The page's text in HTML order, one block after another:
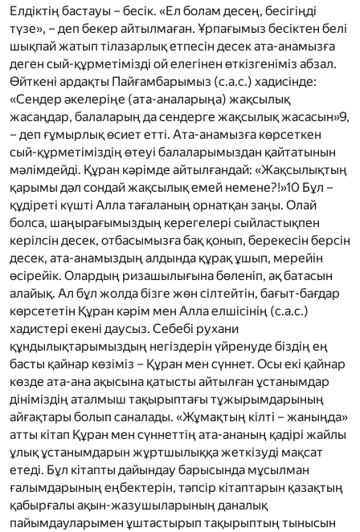
Елдіктің бастауы – бесік. «Ел болам десең, бесігіңді
түзе», – деп бекер айтылмаған. Ұрпағымыз бесіктен белі
шықпай жатып тілазарлық етпесін десек ата-анамызға
деген сый-құрметімізді ой елегінен өткізгеніміз абзал.
Өйткені ардақты Пайғамбарымыз (с.а.с.) хадисінде:
«Сендер әкелеріңе (ата-аналарыңа) жақсылық
жасаңдар, балаларың да сендерге жақсылық жасасын»9,
– деп ғұмырлық өсиет етті. Ата-анамызға көрсеткен
сый-құрметіміздің өтеуі балаларымыздан қайтатынын
мәлімдейді. Құран кәрімде айтылғандай: «Жақсылықтың
қарымы дәл сондай жақсылық емей немене?!»10 Бұл –
құдіреті күшті Алла тағаланың орнатқан заңы. Олай
болса, шаңырағымыздың керегелері сыйластықпен
керілсін десек, отбасымызға бақ қонып, берекесін берсін
десек, ата-анамыздың алдында құрақ ұшып, мерейін
өсірейік. Олардың ризашылығына бөленіп, ақ батасын
алайық. Ал бұл жолда бізге жөн сілтейтін, бағыт-бағдар
көрсететін Құран кәрім мен Алла елшісінің (с.а.с.)
хадистері екені даусыз. Себебі рухани
құндылықтарымыздың негіздерін үйренуде біздің ең
басты қайнар көзіміз – Құран мен сүннет. Осы екі қайнар
көзде ата-ана ақысына қатысты айтылған ұстанымдар
дініміздің аталмыш тақырыптағы тұжырымдарының
айғақтары болып саналады. «Жұмақтың кілті – жаныңда»
атты кітап Құран мен сүннеттің ата-ананың қадірі жайлы
ұлық ұстанымдарын жұртшылыққа жеткізуді мақсат
етеді. Бұл кітапты дайындау барысында мұсылман
ғалымдарының еңбектерін, тәпсір кітаптарын қазақтың
қабырғалы ақын-жазушыларының даналық
пайымдауларымен ұштастырып тақырыптың тынысын